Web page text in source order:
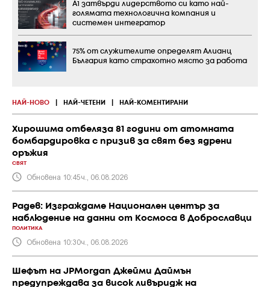
НАЙ-НОВО НАЙ-ЧЕТЕНИ НАЙ-КОМЕНТИРАНИ
Хирошима отбеляза 81 години от атомната
бомбардировка с призив за свят без ядрени
оръжия
СВЯТ
Обновена 10:45ч., 06.08.2026
Радев: Изграждаме Национален център за
наблюдение на данни от Космоса в Доброславци
ПОЛИТИКА
Обновена 10:30ч., 06.08.2026
Шефът на JPMorgan Джейми Даймън
предупреждава за висок ливъридж на
А1 затвърди лидерството си като най-
голямата технологична компания и
системен интегратор
75% от служителите определят Алианц
България като страхотно място за работа